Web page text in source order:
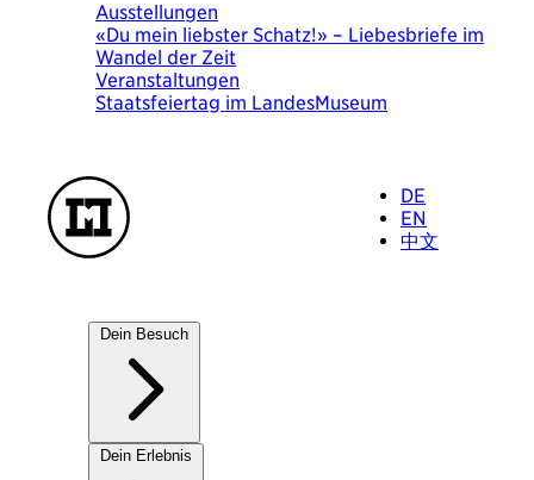
Ausstellungen
«Du mein liebster Schatz!» – Liebesbriefe im
Wandel der Zeit
Veranstaltungen
Staatsfeiertag im LandesMuseum
DE
EN
中文
Dein Besuch
Unsere Häuser
Dein Erlebnis